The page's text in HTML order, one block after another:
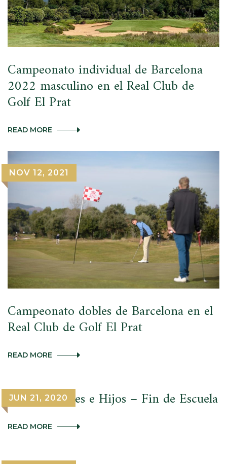
Campeonato individual de Barcelona
2022 masculino en el Real Club de
Golf El Prat
READ MORE CAMPEONATO
2022
MASCULINO
EN
CLUB
DE
GOLF
EL
PRAT
NOV 12, 2021
Campeonato dobles de Barcelona en el
Real Club de Golf El Prat
READ MORE CAMPEONATO
EN
EL
REAL
DE
JUN 21, 2020
Torneo Padres e Hijos – Fin de Escuela
READ MORE TORNEO